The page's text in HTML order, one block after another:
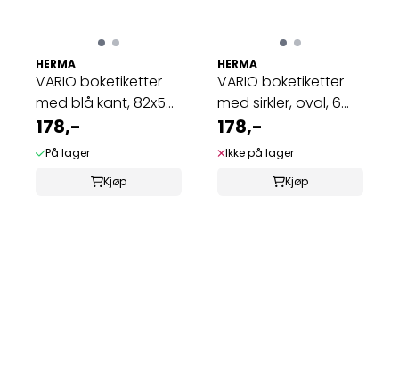
HERMA
VARIO boketiketter
med blå kant, 82x55
mm, 6 ark ...
178,-
På lager
Kjøp
HERMA
VARIO boketiketter
med sirkler, oval, 6
ark (10 ...
178,-
Ikke på lager
Kjøp